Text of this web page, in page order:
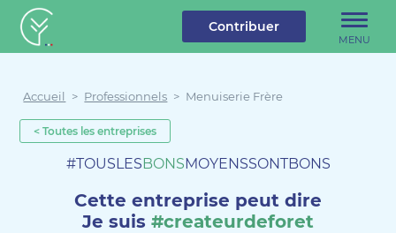
Créateur de forêt
MENU
Contribuer
Accueil > Professionnels > Menuiserie Frère
< Toutes les entreprises
#TOUSLESBONSMOYENSSONTBONS
Cette entreprise peut dire
Je suis #createurdeforet